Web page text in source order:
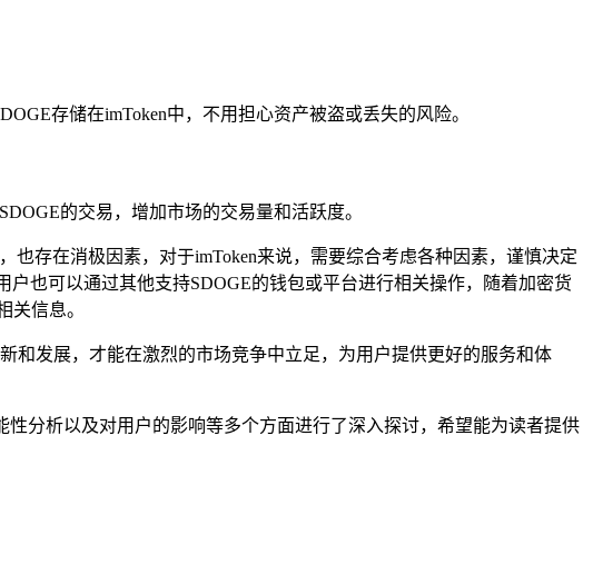
存储在imToken中，不用担心资产被盗或丢失的风险。
的交易，增加市场的交易量和活跃度。
也存在消极因素，对于imToken来说，需要综合考虑各种因素，谨慎决定
户也可以通过其他支持SDOGE的钱包或平台进行相关操作，随着加密货
关信息。
和发展，才能在激烈的市场竞争中立足，为用户提供更好的服务和体
性分析以及对用户的影响等多个方面进行了深入探讨，希望能为读者提供